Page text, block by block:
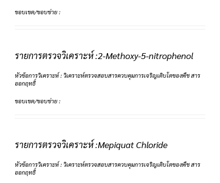
ขอบเขต/ขอบข่าย :
รายการตรวจวิเคราะห์ :2-Methoxy-5-nitrophenol
หัวข้อการวิเคราะห์ : วิเคราะห์ตรวจสอบสารควบคุมการเจริญเติบโตของพืช สาร
ออกฤทธิ์
ขอบเขต/ขอบข่าย :
รายการตรวจวิเคราะห์ :Mepiquat Chloride
หัวข้อการวิเคราะห์ : วิเคราะห์ตรวจสอบสารควบคุมการเจริญเติบโตของพืช สาร
ออกฤทธิ์